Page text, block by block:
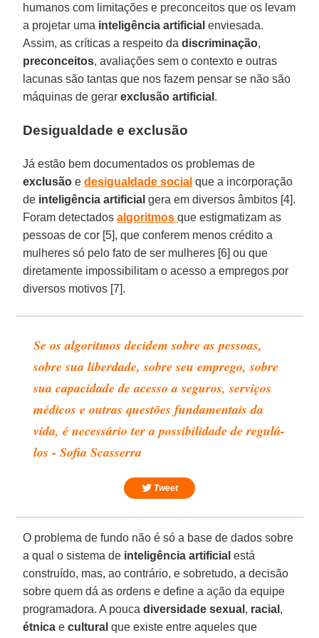
humanos com limitações e preconceitos que os levam
a projetar uma inteligência artificial enviesada.
Assim, as críticas a respeito dadiscriminação,
preconceitos, avaliações sem o contexto e outras
lacunas são tantas que nos fazem pensar se não são
máquinas de gerarexclusão artificial .
Desigualdade e exclusão
Já estão bem documentados os problemas de
exclusão edesigualdade social que a incorporação
de inteligência artificial gera em diversos âmbitos [4].
Foram detectadosalgoritmos que estigmatizam as
pessoas de cor [5], que conferem menos crédito a
mulheres só pelo fato de ser mulheres [6] ou que
diretamente impossibilitam o acesso a empregos por
diversos motivos [7].
Se os algoritmos decidem sobre as pessoas,
sobre sua liberdade, sobre seu emprego, sobre
sua capacidade de acesso a seguros, serviços
médicos e outras questões fundamentais da
vida, é necessário ter a possibilidade de regulá-
los - Sofia Scasserra
Tweet
O problema de fundo não é só a base de dados sobre
a qual o sistema de inteligência artificial está
construído, mas, ao contrário, e sobretudo, a decisão
sobre quem dá as ordens e define a ação da equipe
programadora. A poucadiversidade sexual , racial ,
étnica ecultural que existe entre aqueles que